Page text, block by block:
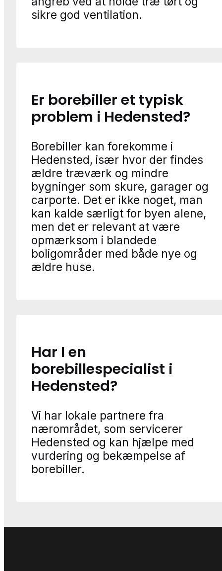
sikre god ventilation.
Er borebiller et typisk
problem i Hedensted?
Borebiller kan forekomme i
Hedensted, især hvor der findes
ældre træværk og mindre
bygninger som skure, garager og
carporte. Det er ikke noget, man
kan kalde særligt for byen alene,
men det er relevant at være
opmærksom i blandede
boligområder med både nye og
ældre huse.
Har I en
borebillespecialist i
Hedensted?
Vi har lokale partnere fra
nærområdet, som servicerer
Hedensted og kan hjælpe med
vurdering og bekæmpelse af
borebiller.